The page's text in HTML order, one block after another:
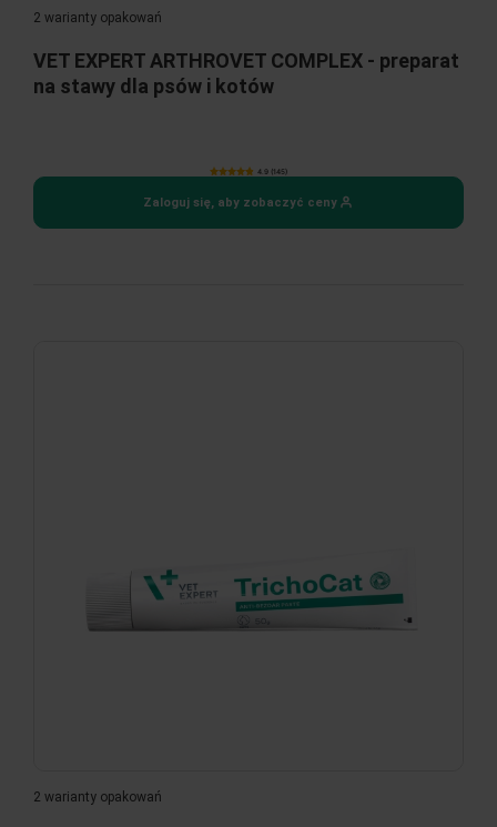
2 warianty opakowań
VET EXPERT ARTHROVET COMPLEX - preparat
na stawy dla psów i kotów
4.9 (145)
Zaloguj się, aby zobaczyć ceny
2 warianty opakowań